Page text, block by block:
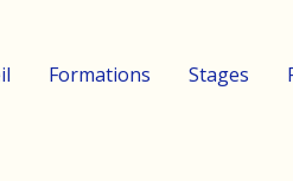
Formations Stages